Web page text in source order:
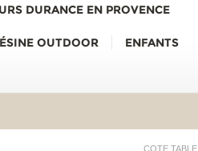
DURANCE EN PROVENCE
OUTDOOR ENFANTS
COTE TABLE